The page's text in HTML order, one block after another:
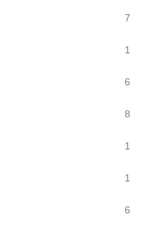
7
1
6
8
1
1
6